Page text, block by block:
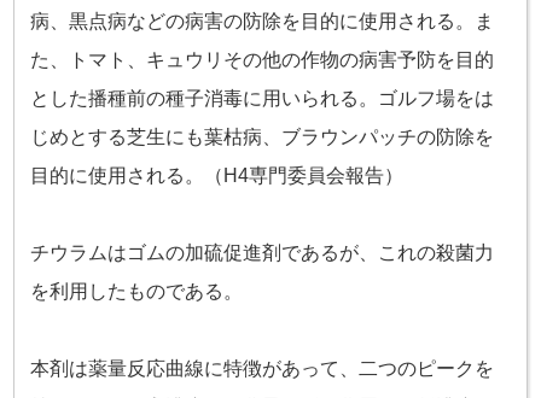
病、黒点病などの病害の防除を目的に使用される。ま
た、トマト、キュウリその他の作物の病害予防を目的
とした播種前の種子消毒に用いられる。ゴルフ場をは
じめとする芝生にも葉枯病、ブラウンパッチの防除を
目的に使用される。（H4専門委員会報告）
チウラムはゴムの加硫促進剤であるが、これの殺菌力
を利用したものである。
本剤は薬量反応曲線に特徴があって、二つのピークを